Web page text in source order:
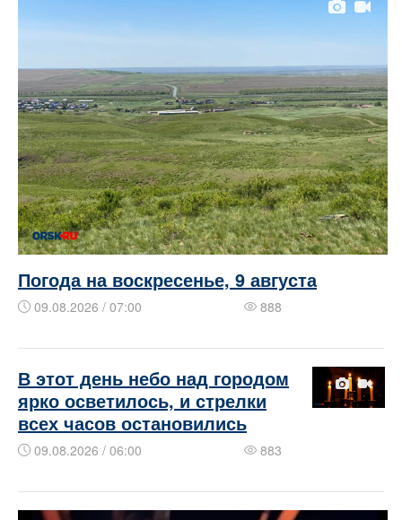
Погода на воскресенье, 9 августа
09.08.2026 / 07:00 888
В этот день небо над городом
ярко осветилось, и стрелки
всех часов остановились
09.08.2026 / 06:00 883